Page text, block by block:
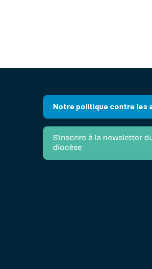
Notre politique contre les
S'inscrire à la newsletter
diocèse